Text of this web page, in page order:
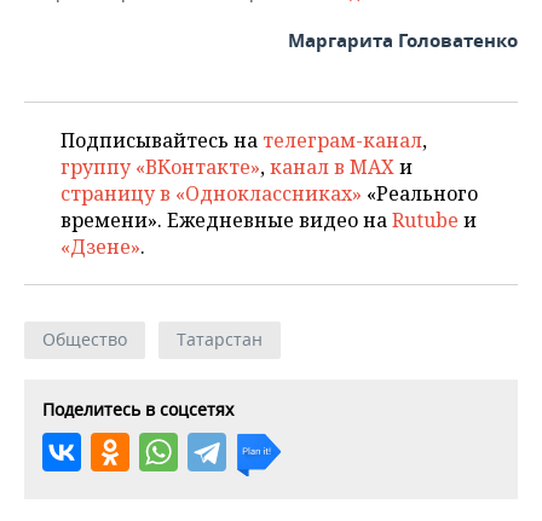
Маргарита Головатенко
Подписывайтесь на телеграм-канал,
группу «ВКонтакте»,канал в MAXи
страницу в «Одноклассниках» «Реального
времени». Ежедневные видео наRutube и
«Дзене».
Общество Татарстан
Поделитесь в соцсетях